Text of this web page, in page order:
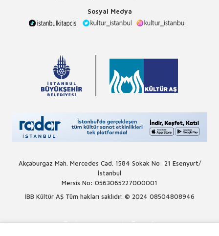
Sosyal Medya
Akçaburgaz Mah. Mercedes Cad. 1584 Sokak No: 21 Esenyurt/
İstanbul
Mersis No: 0563065227000001
İBB Kültür AŞ Tüm hakları saklıdır. © 2024 08504808946